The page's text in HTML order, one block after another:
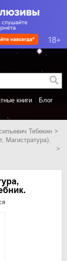
книги
Блог
Тебекин